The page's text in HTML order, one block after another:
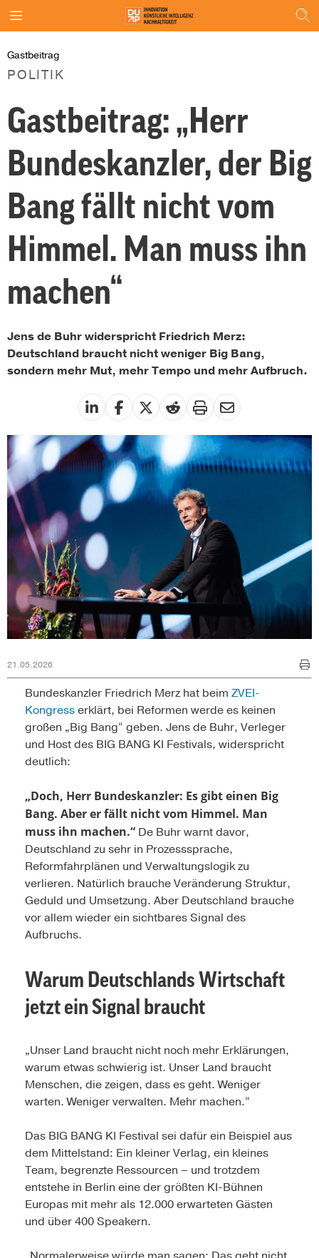
Gastbeitrag
POLITIK
Gastbeitrag: „Herr
Bundeskanzler, der Big
Bang fällt nicht vom
Himmel. Man muss ihn
machen“
Jens de Buhr widerspricht Friedrich Merz:
Deutschland braucht nicht weniger Big Bang,
sondern mehr Mut, mehr Tempo und mehr Aufbruch.
21.05.2026
Bundeskanzler Friedrich Merz hat beim ZVEI-
Kongresserklärt, bei Reformen werde es keinen
großen „Big Bang“ geben. Jens de Buhr, Verleger
und Host des BIG BANG KI Festivals, widerspricht
deutlich:
„Doch, Herr Bundeskanzler: Es gibt einen Big
Bang. Aber er fällt nicht vom Himmel. Man
muss ihn machen.“ De Buhr warnt davor,
Deutschland zu sehr in Prozesssprache,
Reformfahrplänen und Verwaltungslogik zu
verlieren. Natürlich brauche Veränderung Struktur,
Geduld und Umsetzung. Aber Deutschland brauche
vor allem wieder ein sichtbares Signal des
Aufbruchs.
Warum Deutschlands Wirtschaft
jetzt ein Signal braucht
„Unser Land braucht nicht noch mehr Erklärungen,
warum etwas schwierig ist. Unser Land braucht
Menschen, die zeigen, dass es geht. Weniger
warten. Weniger verwalten. Mehr machen.“
Das BIG BANG KI Festival sei dafür ein Beispiel aus
dem Mittelstand: Ein kleiner Verlag, ein kleines
Team, begrenzte Ressourcen – und trotzdem
entstehe in Berlin eine der größten KI-Bühnen
Europas mit mehr als 12.000 erwarteten Gästen
und über 400 Speakern.